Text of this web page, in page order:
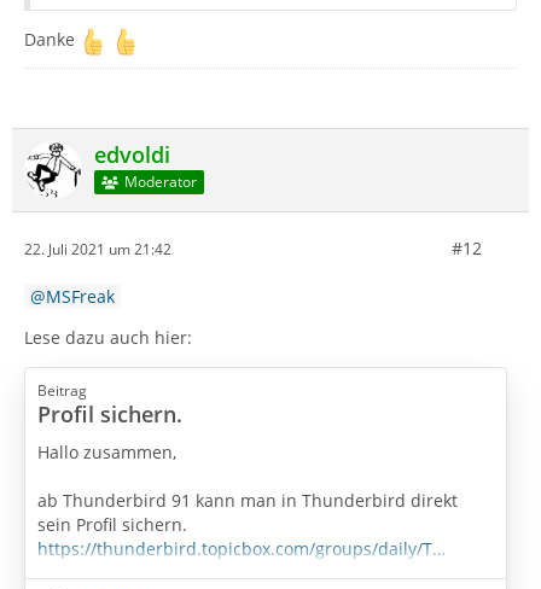
Danke
edvoldi
Moderator
22. Juli 2021 um 21:42 #12
MSFreak
Lese dazu auch hier:
Beitrag
Profil sichern.
Hallo zusammen,
ab Thunderbird 91 kann man in Thunderbird direkt
sein Profil sichern.
https://thunderbird.topicbox.com/groups/daily/T…
derbird-profile